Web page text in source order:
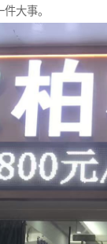
大事。